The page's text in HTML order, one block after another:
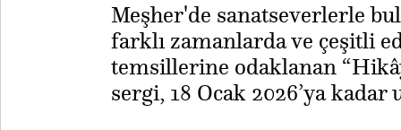
Meşher'de sanatseverlerle
farklı zamanlarda ve çeşitli
temsillerine odaklanan
sergi, 18 Ocak 2026’ya kadar